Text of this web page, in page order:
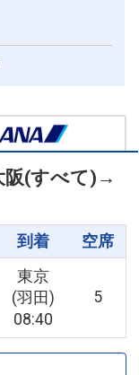
阪(すべて) →
到着 空席
東京
(羽田)
08:40
5